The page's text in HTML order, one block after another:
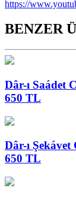
https://
BENZER
Dâr-ı Saádet
650 TL
Dâr-ı Şekávet
650 TL